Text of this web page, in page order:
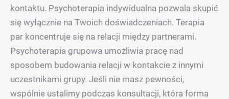
kontaktu. Psychoterapia indywidualna pozwala skupić
się wyłącznie na Twoich doświadczeniach. Terapia
par koncentruje się na relacji między partnerami.
Psychoterapia grupowa umożliwia pracę nad
sposobem budowania relacji w kontakcie z innymi
uczestnikami grupy. Jeśli nie masz pewności,
wspólnie ustalimy podczas konsultacji, która forma